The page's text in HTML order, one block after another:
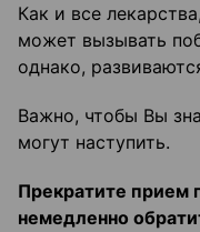
Как и все
может вызывать
однако,
Важно, чтобы Вы
могут наступить.
Прекратите прием
немедленно